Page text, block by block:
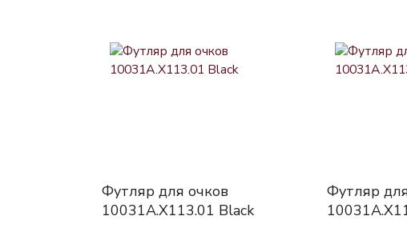
Футляр для очков
10031A.X113.01 Black
Футляр